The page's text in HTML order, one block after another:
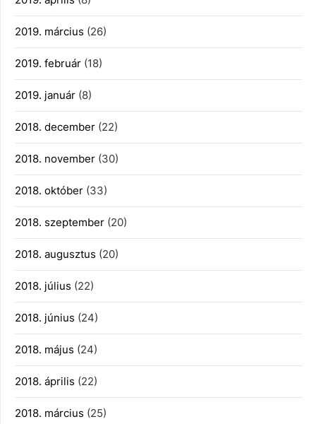
2019. március (26)
2019. február (18)
2019. január (8)
2018. december (22)
2018. november (30)
2018. október (33)
2018. szeptember (20)
2018. augusztus (20)
2018. július (22)
2018. június (24)
2018. május (24)
2018. április (22)
2018. március (25)